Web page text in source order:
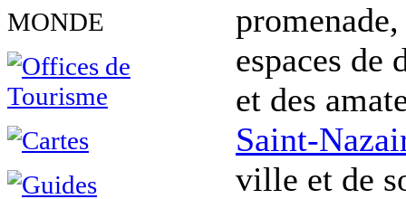
MONDE
espaces
et des
Saint-
ville et de